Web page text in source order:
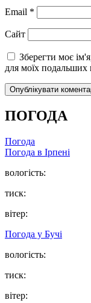
Email *
Сайт
Зберегти моє
для моїх подальших
ПОГОДА
Погода
Погода в Ірпені
вологість:
тиск:
вітер:
Погода у Бучі
вологість:
тиск:
вітер: